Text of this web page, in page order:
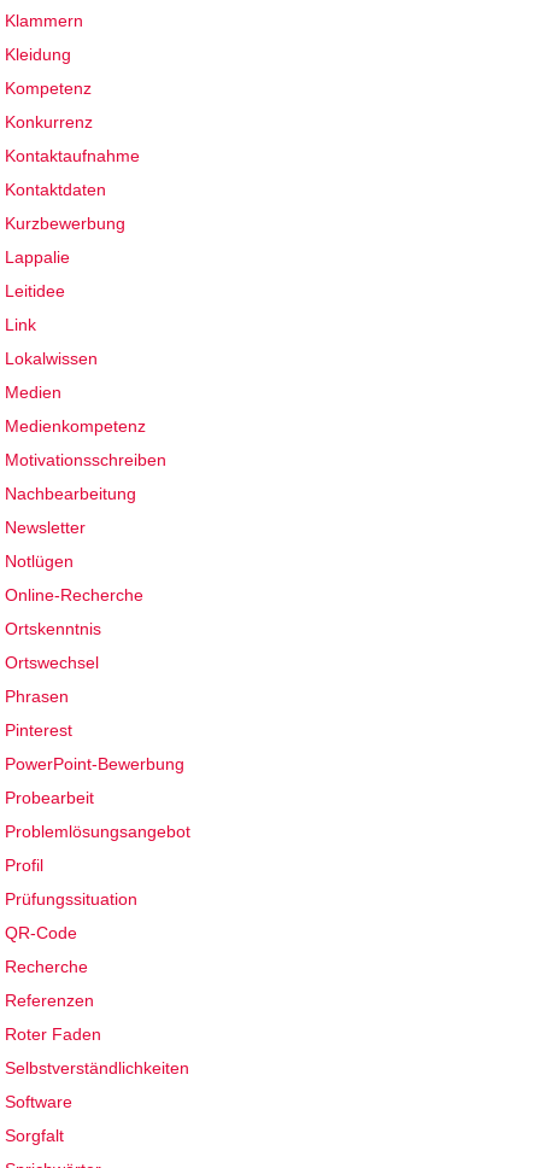
Klammern
Kleidung
Kompetenz
Konkurrenz
Kontaktaufnahme
Kontaktdaten
Kurzbewerbung
Lappalie
Leitidee
Link
Lokalwissen
Medien
Medienkompetenz
Motivationsschreiben
Nachbearbeitung
Newsletter
Notlügen
Online-Recherche
Ortskenntnis
Ortswechsel
Phrasen
Pinterest
PowerPoint-Bewerbung
Probearbeit
Problemlösungsangebot
Profil
Prüfungssituation
QR-Code
Recherche
Referenzen
Roter Faden
Selbstverständlichkeiten
Software
Sorgfalt